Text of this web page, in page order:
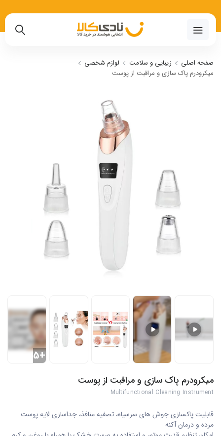
صفحه اصلی زیبایی و سلامت
لوازم شخصی
میکرودرم پاک سازی و مراقبت از پوست
+5
میکرودرم پاک سازی و مراقبت از پوست
Multifunctional Cleaning Instrument
قابلیت پاکسازی جوش های سرسیاه، تصفیه منافذ، جداسازی لایه پوست
مرده و درمان آکنه